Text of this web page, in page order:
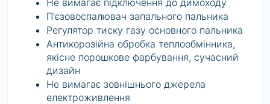
П'єзовоспалювач запального пальника
Регулятор тиску газу основного пальника
Антикорозійна обробка теплообмінника,
якісне порошкове фарбування, сучасний
дизайн
Не вимагає зовнішнього джерела
електроживлення